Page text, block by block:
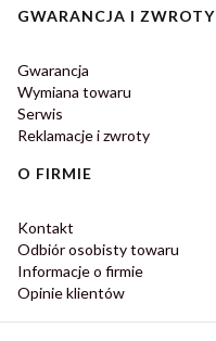
GWARANCJA I ZWROTY
Gwarancja
Wymiana towaru
Serwis
Reklamacje i zwroty
O FIRMIE
Kontakt
Odbiór osobisty towaru
Informacje o firmie
Opinie klientów